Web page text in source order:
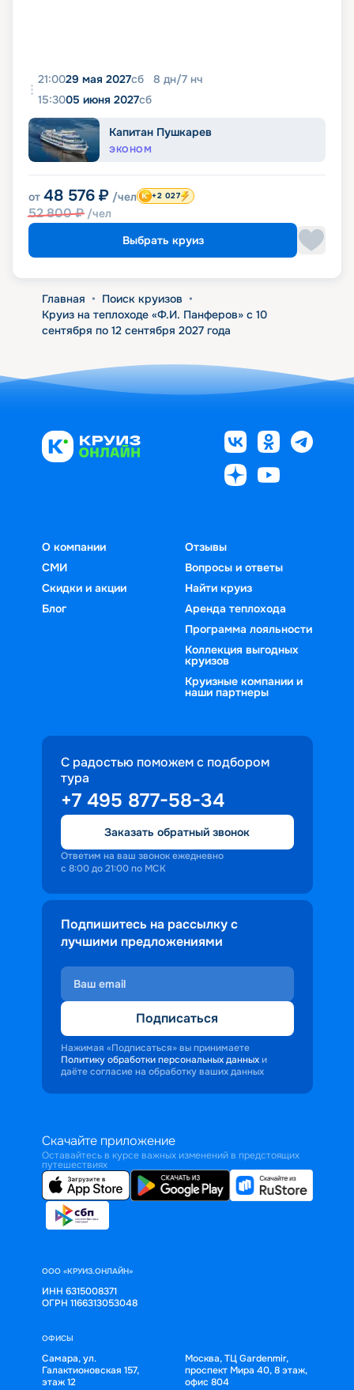
21:0029 мая 2027сб 8 дн/7 нч
15:3005 июня 2027сб
Капитан Пушкарев
ЭКОНОМ
от 48 576 ₽ /чел
52 800₽ /чел
+2 027
Выбрать круиз
Главная • Поиск круизов •
Круиз на теплоходе «Ф.И. Панферов» с 10
сентября по 12 сентября 2027 года
О компании
СМИ
Скидки и акции
Блог
Отзывы
Вопросы и ответы
Найти круиз
Аренда теплохода
Программа лояльности
Коллекция выгодных
круизов
Круизные компании и
наши партнеры
С радостью поможем с подбором
тура
+7 495 877-58-34
Заказать обратный звонок
Ответим на ваш звонок ежедневно
с 8:00 до 21:00 по МСК
Подпишитесь на рассылку с
лучшими предложениями
Подписаться
Нажимая «Подписаться» вы принимаете
Политику обработки персональных данных и
даёте согласие на обработку ваших данных
Скачайте приложение
Оставайтесь в курсе важных изменений в предстоящих
путешествиях
ООО «КРУИЗ.ОНЛАЙН»
ИНН 6315008371
ОГРН 1166313053048
ОФИСЫ
Самара, ул.
Галактионовская 157,
этаж 12
Москва, ТЦ Gardenmir,
проспект Мира 40, 8 этаж,
офис 804